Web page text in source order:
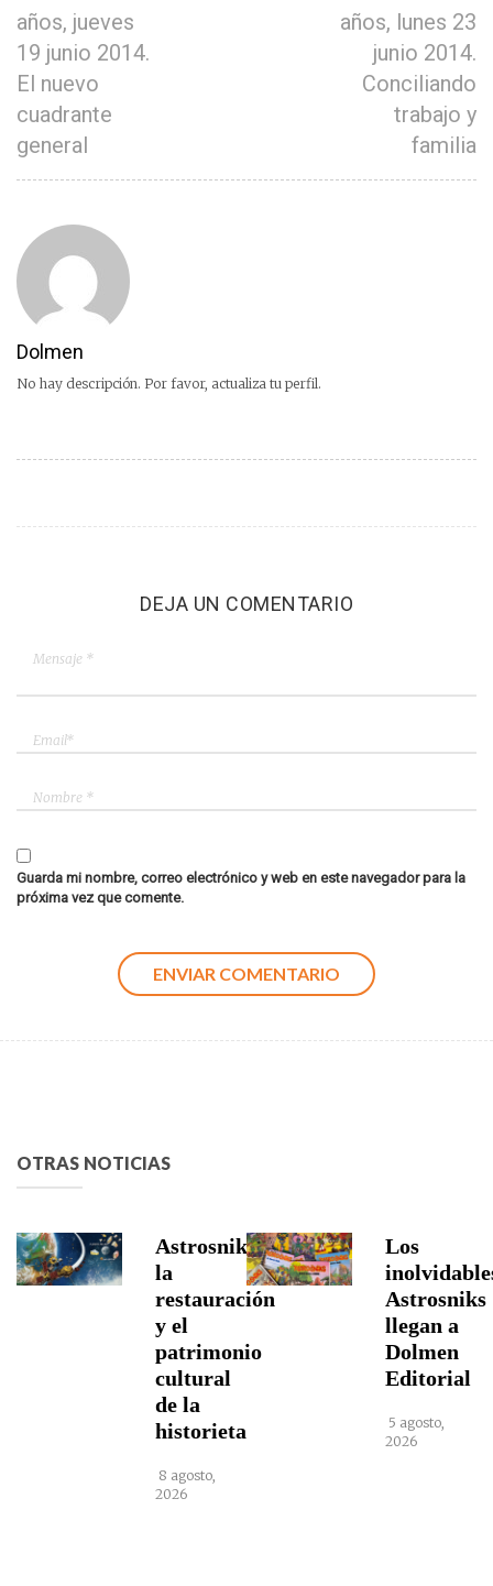
años, jueves
19 junio 2014.
El nuevo
cuadrante
general
años, lunes 23
junio 2014.
Conciliando
trabajo y
familia
Dolmen
No hay descripción. Por favor, actualiza tu perfil.
DEJA UN COMENTARIO
Guarda mi nombre, correo electrónico y web en este navegador para la
próxima vez que comente.
OTRAS NOTICIAS
Astrosniks,
la
restauración
y el
patrimonio
cultural
de la
historieta
8 agosto,
2026
Los
Astrosniks
llegan a
Dolmen
Editorial
5 agosto,
2026